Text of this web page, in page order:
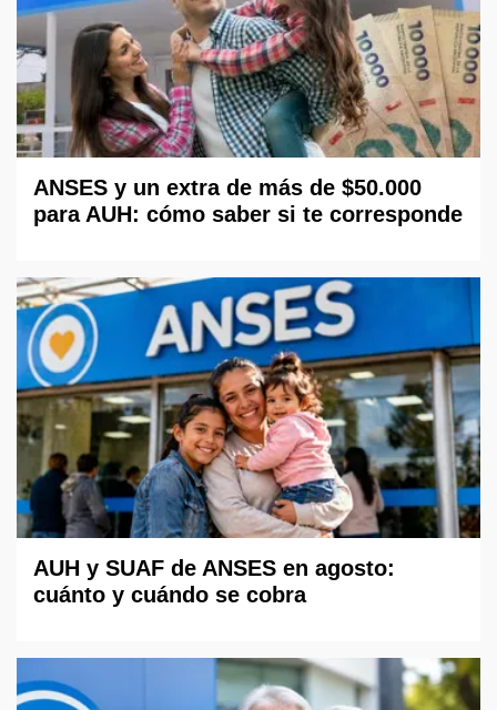
ANSES y un extra de más de $50.000
para AUH: cómo saber si te corresponde
AUH y SUAF de ANSES en agosto:
cuánto y cuándo se cobra